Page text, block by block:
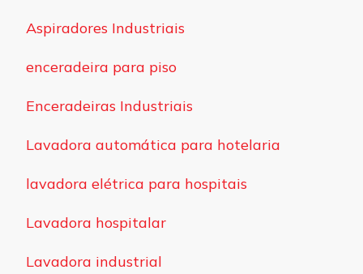
Aspiradores Industriais
enceradeira para piso
Enceradeiras Industriais
Lavadora automática para hotelaria
lavadora elétrica para hospitais
Lavadora hospitalar
Lavadora industrial